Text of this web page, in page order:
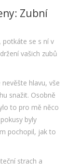
Zubní
potkáte se s ní v
vašich zubů
hlavu, vše
snažit. Osobně
to pro mě něco
byly
pochopil, jak to
strach a